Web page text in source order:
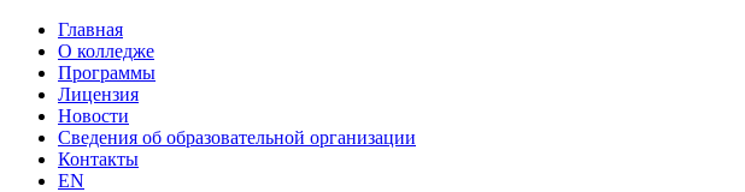
Главная
О колледже
Программы
Лицензия
Новости
Сведения об образовательной организации
Контакты
EN